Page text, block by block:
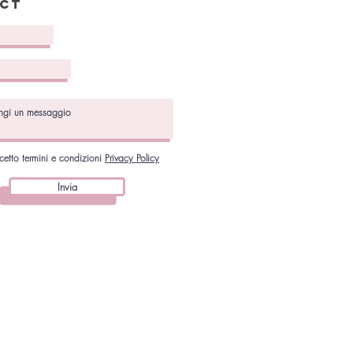
termini e condizioni Privacy Policy
Invia